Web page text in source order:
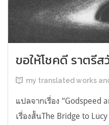
ขอให้โชคดี ราตรี
my translated works
แปลจากเรื่อง “Godspeed
เรื่องสั้นThe Bridge to